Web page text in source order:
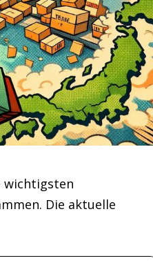
wichtigsten
Die aktuelle